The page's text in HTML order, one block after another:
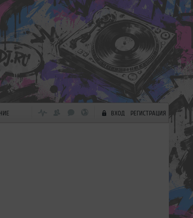
ВХОД РЕГИСТРАЦИЯ